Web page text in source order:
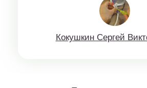
Кoкушкин Сeргей